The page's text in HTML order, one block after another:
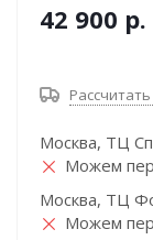
42 900 р.
Москва, ТЦ
Можем
Москва, ТЦ
Можем